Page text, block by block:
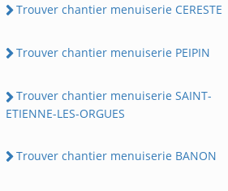
Trouver chantier menuiserie CERESTE
Trouver chantier menuiserie PEIPIN
Trouver chantier menuiserie SAINT-
ETIENNE-LES-ORGUES
Trouver chantier menuiserie BANON